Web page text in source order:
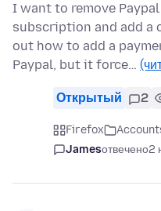
I want to remove
subscription and add a
out how to add a
Paypal, but it force…
Открытый 2
Firefox
Jamesотвечено2